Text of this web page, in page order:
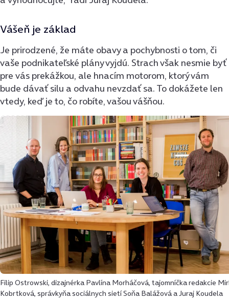
Vášeň je základ
Je prirodzené, že máte obavy a pochybnosti o tom, či
vaše podnikateľské plány vyjdú. Strach však nesmie byť
pre vás prekážkou, ale hnacím motorom, ktorý vám
bude dávať silu a odvahu nevzdať sa. To dokážete len
vtedy, keď je to, čo robíte, vašou vášňou.
Filip Ostrowski, dizajnérka Pavlína Morháčová, tajomníčka redakcie
Kobrtková, správkyňa sociálnych sietí Soňa Balážová a Juraj Koudela